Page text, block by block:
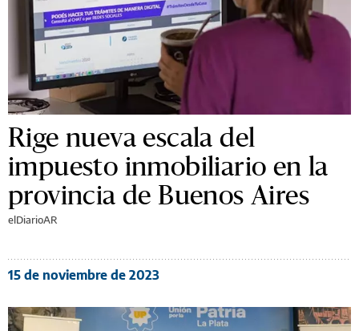
Rige nueva escala del
impuesto inmobiliario en la
provincia de Buenos Aires
elDiarioAR
15 de noviembre de 2023